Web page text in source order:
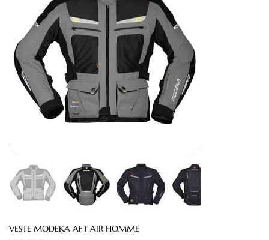
VESTE MODEKA AFT AIR HOMME